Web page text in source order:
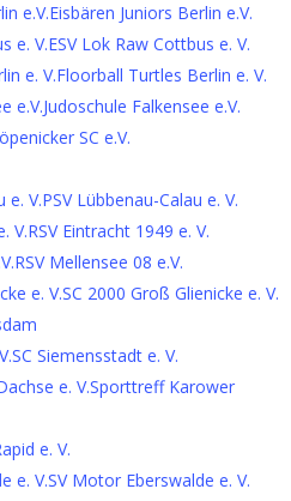
Eisbären Juniors Berlin e.V.
ESV Lok Raw Cottbus e. V.
Floorball Turtles Berlin e. V.
Judoschule Falkensee e.V.
SC e.V.
PSV Lübbenau-Calau e. V.
RSV Eintracht 1949 e. V.
RSV Mellensee 08 e.V.
SC 2000 Groß Glienicke e. V.
SC Siemensstadt e. V.
Sporttreff Karower
e. V.
SV Motor Eberswalde e. V.